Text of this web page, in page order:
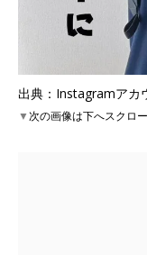
出典：Instagramアカ
▼次の画像は下へスクロ